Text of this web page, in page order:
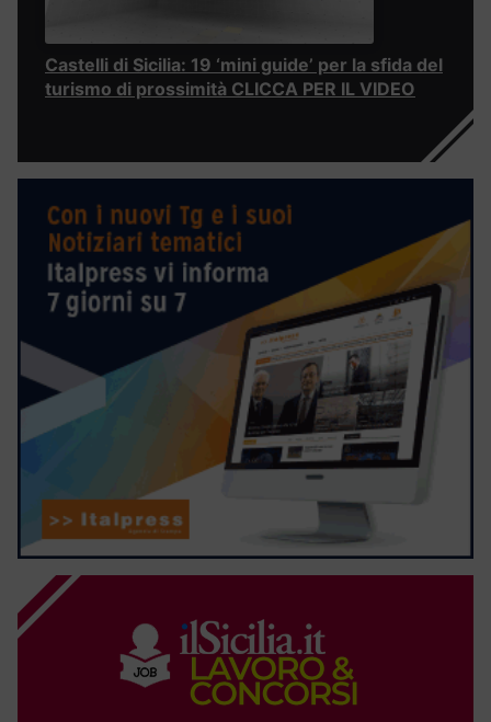
Castelli di Sicilia: 19 ‘mini guide’ per la sfida del
turismo di prossimità CLICCA PER IL VIDEO